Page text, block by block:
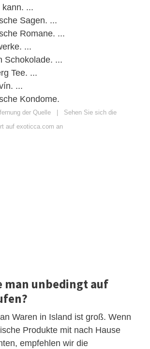
kann. ...
Sagen. ...
Romane. ...
...
Schokolade. ...
Tee. ...
...
Kondome.
der Quelle
Sehen Sie sich die
auf exoticca.com an
man unbedingt auf
Waren in Island ist groß. Wenn
Produkte mit nach Hause
empfehlen wir die